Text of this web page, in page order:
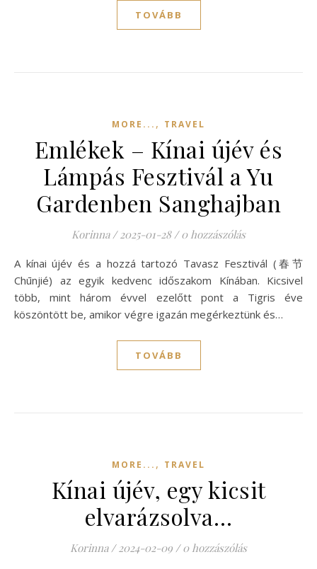
TOVÁBB
MORE... , TRAVEL
Emlékek – Kínai újév és
Lámpás Fesztivál a Yu
Gardenben Sanghajban
Korinna / 2025-01-28 / 0 hozzászólás
A kínai újév és a hozzá tartozó Tavasz Fesztivál (春节
Chūnjié) az egyik kedvenc időszakom Kínában. Kicsivel
több, mint három évvel ezelőtt pont a Tigris éve
köszöntött be, amikor végre igazán megérkeztünk és…
TOVÁBB
MORE... , TRAVEL
Kínai újév, egy kicsit
elvarázsolva…
Korinna / 2024-02-09 / 0 hozzászólás